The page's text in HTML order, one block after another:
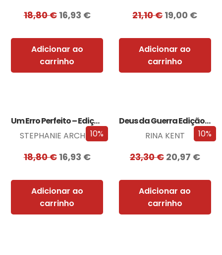
18,80€ 16,93 €
Adicionar ao
carrinho
21,10€19,00 €
Adicionar ao
carrinho
10%
Um Erro Perfeito – Edição com EDGES
STEPHANIE ARCHER
18,80€ 16,93 €
Adicionar ao
carrinho
10%
Deus da Guerra Edição com EDGES
RINA KENT
23,30€ 20,97 €
Adicionar ao
carrinho